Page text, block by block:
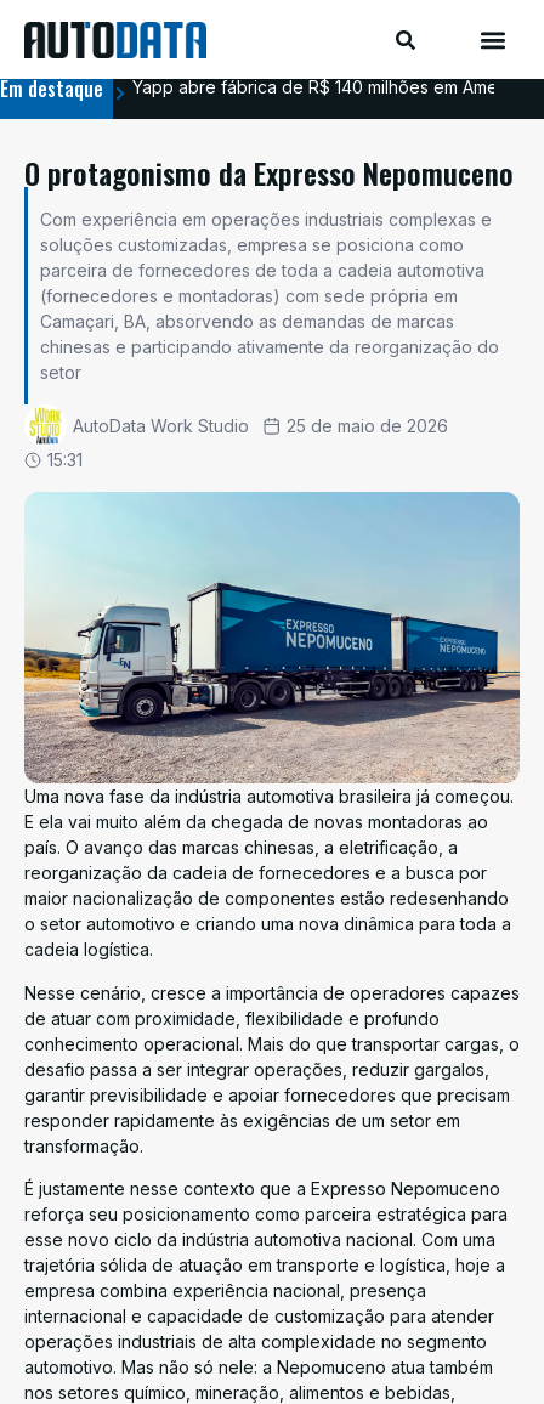
Em destaque Yapp abre fábrica de R$ 140 milhões em
O protagonismo da Expresso Nepomuceno
Com experiência em operações industriais complexas e
soluções customizadas, empresa se posiciona como
parceira de fornecedores de toda a cadeia automotiva
(fornecedores e montadoras) com sede própria em
Camaçari, BA, absorvendo as demandas de marcas
chinesas e participando ativamente da reorganização do
setor
AutoData Work Studio
25 de maio de 2026
15:31
Uma nova fase da indústria automotiva brasileira já começou.
E ela vai muito além da chegada de novas montadoras ao
país. O avanço das marcas chinesas, a eletrificação, a
reorganização da cadeia de fornecedores e a busca por
maior nacionalização de componentes estão redesenhando
o setor automotivo e criando uma nova dinâmica para toda a
cadeia logística.
Nesse cenário, cresce a importância de operadores capazes
de atuar com proximidade, flexibilidade e profundo
conhecimento operacional. Mais do que transportar cargas, o
desafio passa a ser integrar operações, reduzir gargalos,
garantir previsibilidade e apoiar fornecedores que precisam
responder rapidamente às exigências de um setor em
transformação.
É justamente nesse contexto que a Expresso Nepomuceno
reforça seu posicionamento como parceira estratégica para
esse novo ciclo da indústria automotiva nacional. Com uma
trajetória sólida de atuação em transporte e logística, hoje a
empresa combina experiência nacional, presença
internacional e capacidade de customização para atender
operações industriais de alta complexidade no segmento
automotivo. Mas não só nele: a Nepomuceno atua também
nos setores químico, mineração, alimentos e bebidas,